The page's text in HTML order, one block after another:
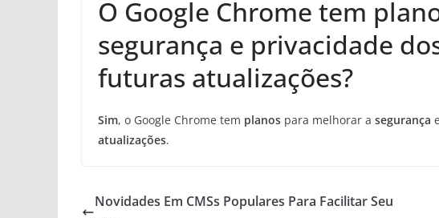
O Google Chrome tem
segurança e privacidade
futuras atualizações?
Sim, o Google Chrome tem planos para melhorar a segurança e
atualizações.
Novidades Em CMSs Populares Para Facilitar Seu